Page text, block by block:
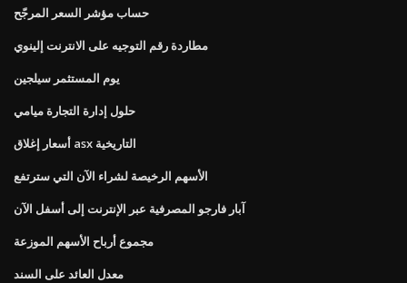
حساب مؤشر السعر المرجّح
مطاردة رقم التوجيه على الانترنت إلينوي
يوم المستثمر سيلجين
حلول إدارة التجارة ميامي
أسعار إغلاق asx التاريخية
الأسهم الرخيصة لشراء الآن التي سترتفع
آبار فارجو المصرفية عبر الإنترنت إلى أسفل الآن
مجموع أرباح الأسهم الموزعة
معدل العائد على السند